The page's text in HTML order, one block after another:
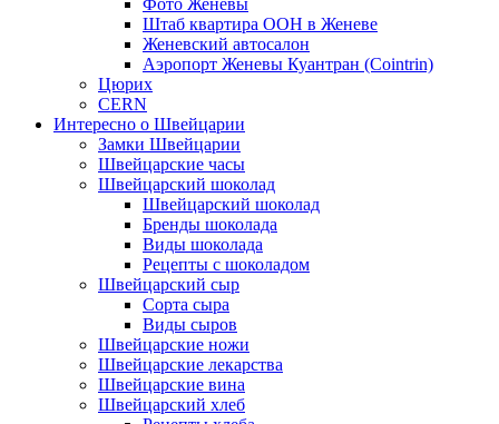
Фото Женевы
Штаб квартира ООН в Женеве
Женевский автосалон
Аэропорт Женевы Куантран (Cointrin)
Цюрих
CERN
Интересно о Швейцарии
Замки Швейцарии
Швейцарские часы
Швейцарский шоколад
Швейцарский шоколад
Бренды шоколада
Виды шоколада
Рецепты с шоколадом
Швейцарский сыр
Сорта сыра
Виды сыров
Швейцарские ножи
Швейцарские лекарства
Швейцарские вина
Швейцарский хлеб